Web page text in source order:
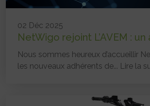
02 Déc 2025
NetWigo rejoint L’AVEM : un
Nous sommes heureux d’accueillir
les nouveaux adhérents de... Lire la